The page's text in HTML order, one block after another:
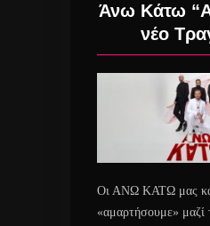
Άνω Κάτω
νέο
Οι ΑΝΩ ΚΑΤΩ μας
«αμαρτήσουμε» μαζί